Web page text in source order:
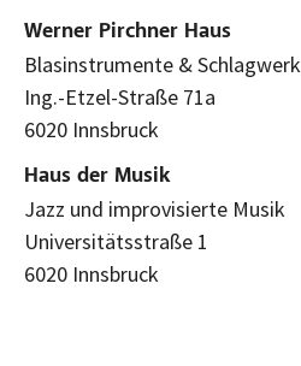
Werner Pirchner Haus
Blasinstrumente & Schlagwerk
Ing.-Etzel-Straße 71a
6020 Innsbruck
Haus der Musik
Jazz und improvisierte Musik
Universitätsstraße 1
6020 Innsbruck